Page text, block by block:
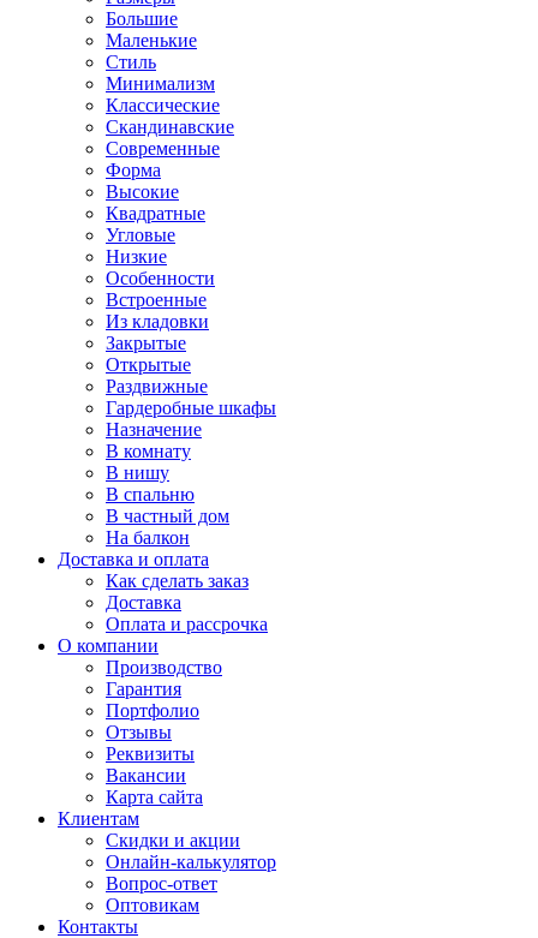
Большие
Маленькие
Стиль
Минимализм
Классические
Скандинавские
Современные
Форма
Высокие
Квадратные
Угловые
Низкие
Особенности
Встроенные
Из кладовки
Закрытые
Открытые
Раздвижные
Гардеробные шкафы
Назначение
В комнату
В нишу
В спальню
В частный дом
На балкон
Доставка и оплата
Как сделать заказ
Доставка
Оплата и рассрочка
О компании
Производство
Гарантия
Портфолио
Отзывы
Реквизиты
Вакансии
Карта сайта
Клиентам
Скидки и акции
Онлайн-калькулятор
Вопрос-ответ
Оптовикам
Контакты